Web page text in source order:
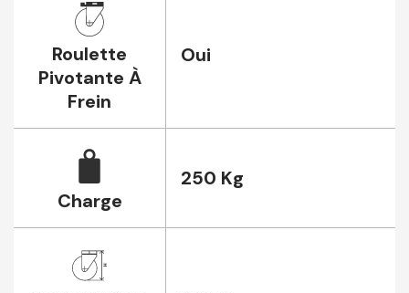
Roulette
Pivotante À
Frein
Oui
Charge
250 Kg